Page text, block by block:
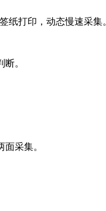
打印，动态慢速采集
。
集。